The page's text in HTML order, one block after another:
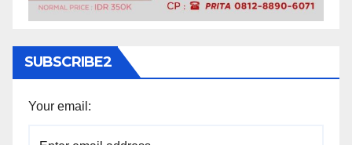
SUBSCRIBE2
Your email: